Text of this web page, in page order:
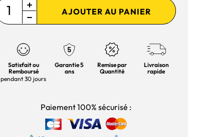
AJOUTER AU PANIER
Satisfait ou
Remboursé
pendant 30 jours
Garantie 5
ans
Remise par
Quantité
Livraison
rapide
Paiement 100% sécurisé :